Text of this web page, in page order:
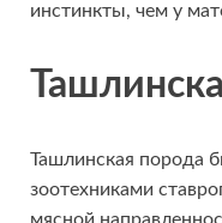
инстинкты, чем у
Ташлинская порода
зоотехниками
мясной